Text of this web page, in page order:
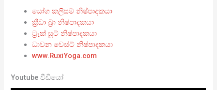
යෝග කලිසම් නිෂ්පාදකයා
ක්‍රීඩා බ්‍රා නිෂ්පාදකයා
ට්‍රැක් සූට් නිෂ්පාදකයා
ධාවන වෙස්ට් නිෂ්පාදකයා
www.RuxiYoga.com
Youtube වීඩියෝ